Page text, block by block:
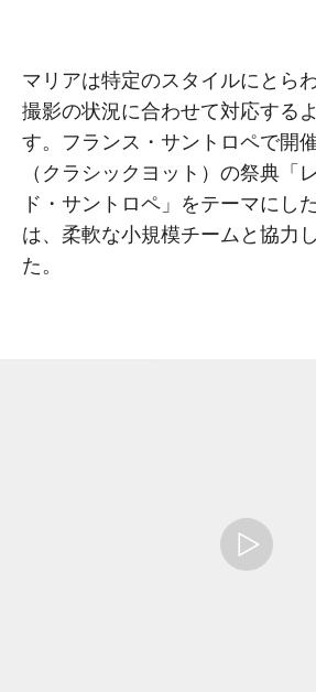
マリアは特定のスタイルにとら
撮影の状況に合わせて対応する
す。フランス・サントロペで開
（クラシックヨット）の祭典「
ド・サントロペ」をテーマにし
は、柔軟な小規模チームと協力
た。